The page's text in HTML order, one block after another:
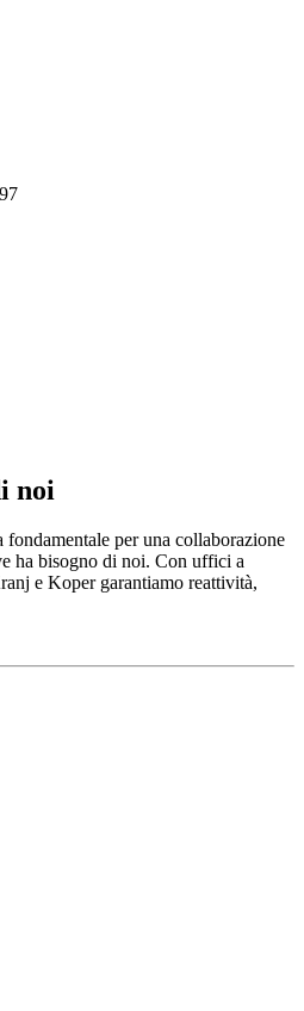
noi
per una collaborazione
ha bisogno di noi. Con uffici a
e Koper garantiamo reattività,